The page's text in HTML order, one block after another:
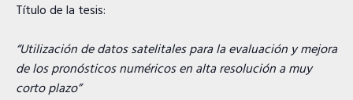
Título de la tesis:
“Utilización de datos satelitales para la evaluación y mejora
de los pronósticos numéricos en alta resolución a muy
corto plazo”